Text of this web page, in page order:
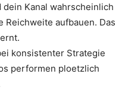
Kanal wahrscheinlich
Reichweite aufbauen. Das
konsistenter Strategie
performen ploetzlich